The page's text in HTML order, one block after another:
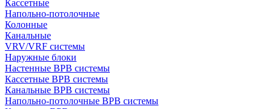
Кассетные
Напольно-потолочные
Колонные
Канальные
VRV/VRF системы
Наружные блоки
Настенные ВРВ системы
Кассетные ВРВ системы
Канальные ВРВ системы
Напольно-потолочные ВРВ системы